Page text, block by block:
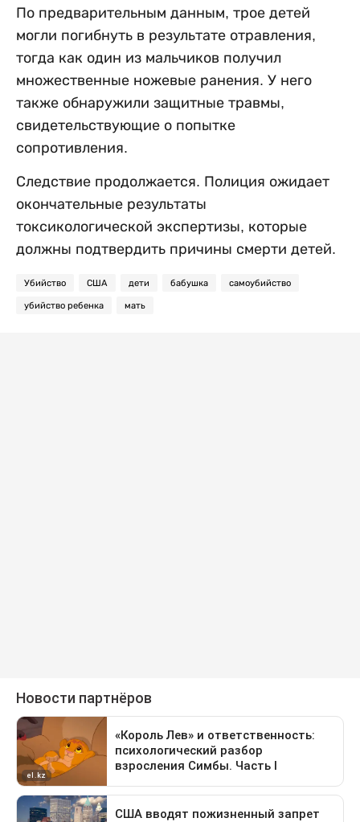
По предварительным данным, трое детей
могли погибнуть в результате отравления,
тогда как один из мальчиков получил
множественные ножевые ранения. У него
также обнаружили защитные травмы,
свидетельствующие о попытке
сопротивления.
Следствие продолжается. Полиция ожидает
окончательные результаты
токсикологической экспертизы, которые
должны подтвердить причины смерти детей.
Убийство США дети бабушка самоубийство
убийство ребенка мать